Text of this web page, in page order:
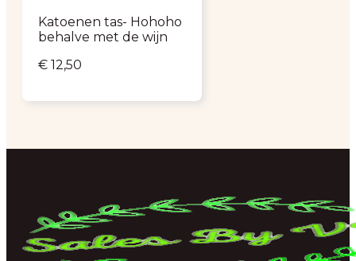
Katoenen tas- Hohoho
behalve met de wijn
€ 12,50